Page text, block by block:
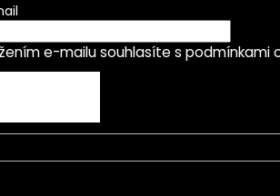
e-mailu souhlasíte s podmínkami